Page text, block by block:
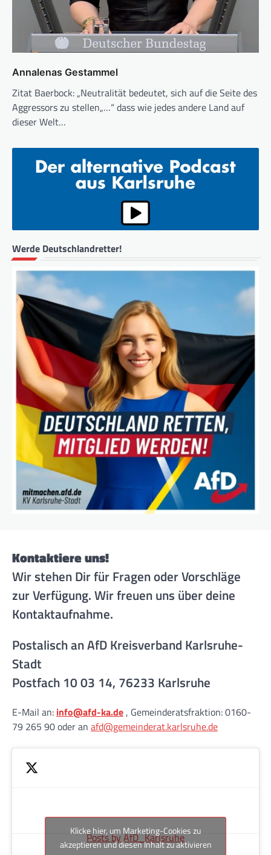
Annalenas Gestammel
Zitat Baerbock: „Neutralität bedeutet, sich auf die Seite des
Aggressors zu stellen„…“ dass wie jedes andere Land auf
dieser Welt…
Werde Deutschlandretter!
Kontaktiere uns!
Wir stehen Dir für Fragen oder Vorschläge
zur Verfügung. Wir freuen uns über deine
Kontaktaufnahme.
Postalisch an AfD Kreisverband Karlsruhe-
Stadt
Postfach 10 03 14, 76233 Karlsruhe
E-Mail an: info@afd-ka.de, Gemeinderatsfraktion: 0160-
79 265 90 oder an afd@gemeinderat.karlsruhe.de
Posts by AfD_Karlsruhe
Klicke hier, um Marketing-Cookies zu
akzeptieren und diesen Inhalt zu aktivieren